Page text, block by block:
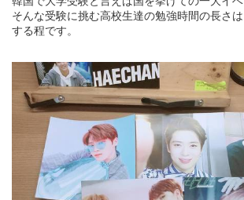
そんな受験に挑む高校生達の勉強時間の長さ
する程です。